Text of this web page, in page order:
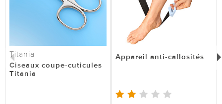
Titania
Ciseaux coupe-cuticules
Titania
Appareil anti-callosités